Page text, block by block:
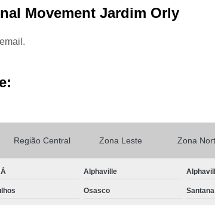
Movement Jardim Orly
Região Central Zona Leste Zona
Alphaville
Osasco